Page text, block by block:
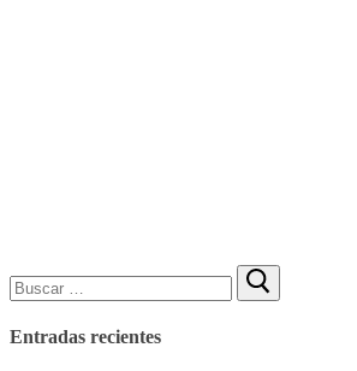
Buscar:
Entradas recientes